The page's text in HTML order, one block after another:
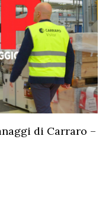
di Carraro –